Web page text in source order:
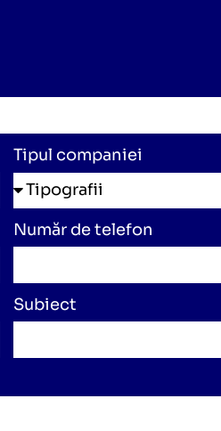
Tipul companiei
Număr de telefon
Subiect